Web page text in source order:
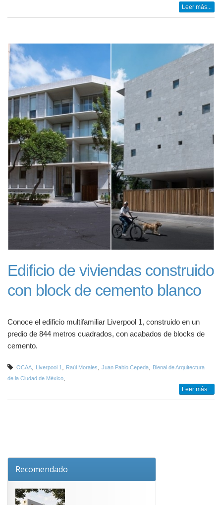
Leer más...
Edificio de viviendas construido
con block de cemento blanco
Conoce el edificio multifamiliar Liverpool 1, construido en un
predio de 844 metros cuadrados, con acabados de blocks de
cemento.
OCAA, Liverpool 1 , Raúl Morales, Juan Pablo Cepeda, Bienal de Arquitectura
de la Ciudad de México,
Leer más...
Recomendado